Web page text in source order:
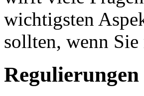
wichtigsten
sollten, wenn